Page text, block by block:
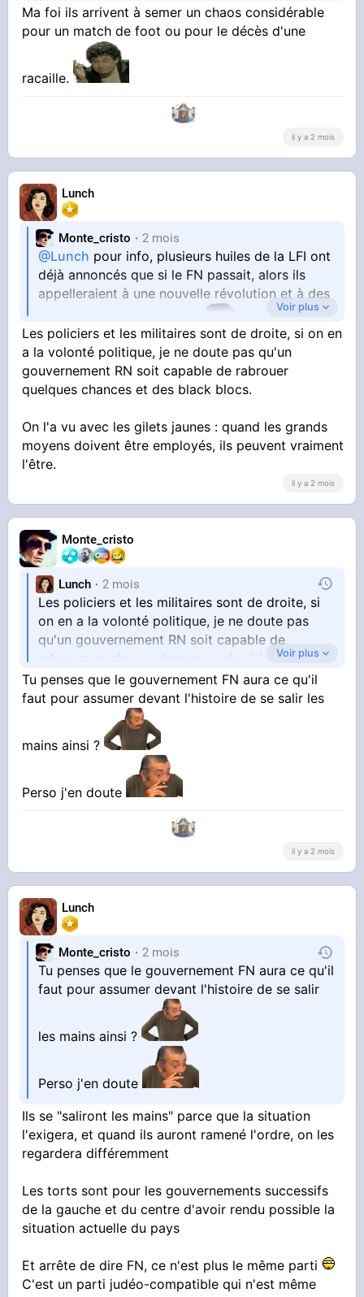
régime.
Je doute que les français ou les quoicoubix LFI
trouvent vraiment l'énergie de semer
durablement le chaos
Ma foi ils arrivent à semer un chaos considérable
pour un match de foot ou pour le décès d'une
racaille.
il y a 2 mois
Lunch
Monte_cristo 2 mois
@Lunch pour info, plusieurs huiles de la LFI ont
déjà annoncés que si le FN passait, alors ils
appelleraient à une nouvelle révolution et à des
insurrections violentes
Voir plus
Les policiers et les militaires sont de droite, si on en
a la volonté politique, je ne doute pas qu'un
gouvernement RN soit capable de rabrouer
quelques chances et des black blocs.
On l'a vu avec les gilets jaunes : quand les grands
moyens doivent être employés, ils peuvent vraiment
l'être.
il y a 2 mois
Monte_cristo
Lunch 2 mois
Les policiers et les militaires sont de droite, si
on en a la volonté politique, je ne doute pas
qu'un gouvernement RN soit capable de
rabrouer quelques chances et des black blocs.
On l'a vu avec les gilets jaunes : quand les
grands moyens doivent être employés, ils
peuvent vraiment l'être.
Voir plus
Tu penses que le gouvernement FN aura ce qu'il
faut pour assumer devant l'histoire de se salir les
mains ainsi ?
Perso j'en doute
il y a 2 mois
Lunch
Monte_cristo 2 mois
Tu penses que le gouvernement FN aura ce qu'il
faut pour assumer devant l'histoire de se salir
les mains ainsi ?
Perso j'en doute
Ils se "saliront les mains" parce que la situation
l'exigera, et quand ils auront ramené l'ordre, on les
regardera différemment
Les torts sont pour les gouvernements successifs
de la gauche et du centre d'avoir rendu possible la
situation actuelle du pays
Et arrête de dire FN, ce n'est plus le même parti
C'est un parti judéo-compatible qui n'est même